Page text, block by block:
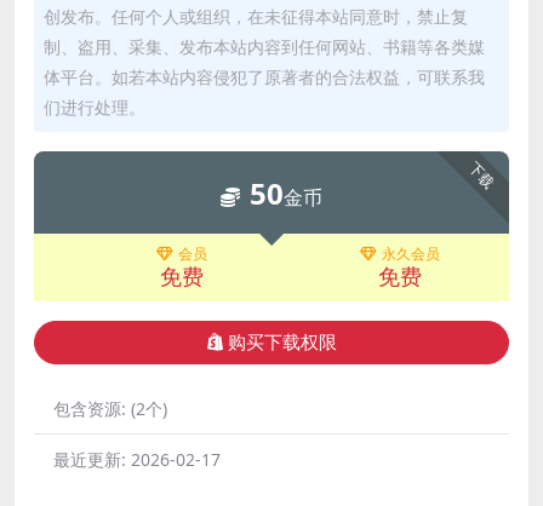
创发布。任何个人或组织，在未征得本站同意时，禁止复
制、盗用、采集、发布本站内容到任何网站、书籍等各类媒
体平台。如若本站内容侵犯了原著者的合法权益，可联系我
们进行处理。
下载
50金币
会员
免费
永久会员
免费
购买下载权限
包含资源: (2个)
最近更新: 2026-02-17